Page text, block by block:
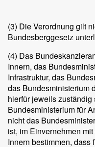
(3) Die Verordnung gilt
Bundesberggesetz
(4) Das
Innern, das
Infrastruktur, das
das Bundesministerium
hierfür jeweils
Bundesministerium für
nicht das
ist, im Einvernehmen
Innern bestimmen, dass